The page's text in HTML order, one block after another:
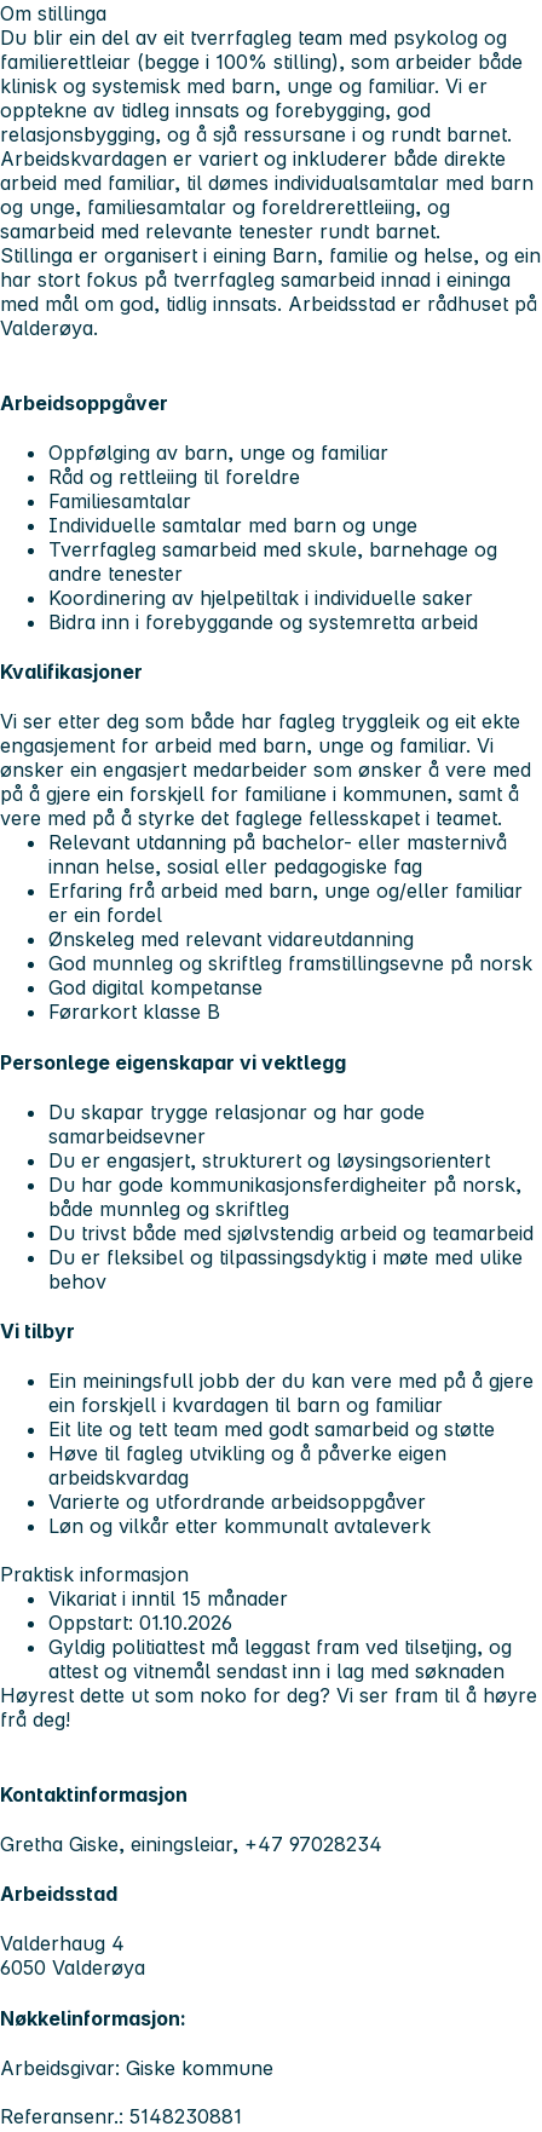
Om stillinga
Du blir ein del av eit tverrfagleg team med psykolog og
familierettleiar (begge i 100% stilling), som arbeider både
klinisk og systemisk med barn, unge og familiar. Vi er
opptekne av tidleg innsats og forebygging, god
relasjonsbygging, og å sjå ressursane i og rundt barnet.
Arbeidskvardagen er variert og inkluderer både direkte
arbeid med familiar, til dømes individualsamtalar med barn
og unge, familiesamtalar og foreldrerettleiing, og
samarbeid med relevante tenester rundt barnet.
Stillinga er organisert i eining Barn, familie og helse, og ein
har stort fokus på tverrfagleg samarbeid innad i eininga
med mål om god, tidlig innsats. Arbeidsstad er rådhuset på
Valderøya.
Arbeidsoppgåver
Oppfølging av barn, unge og familiar
Råd og rettleiing til foreldre
Familiesamtalar
Individuelle samtalar med barn og unge
Tverrfagleg samarbeid med skule, barnehage og
andre tenester
Koordinering av hjelpetiltak i individuelle saker
Bidra inn i forebyggande og systemretta arbeid
Kvalifikasjoner
Vi ser etter deg som både har fagleg tryggleik og eit ekte
engasjement for arbeid med barn, unge og familiar. Vi
ønsker ein engasjert medarbeider som ønsker å vere med
på å gjere ein forskjell for familiane i kommunen, samt å
vere med på å styrke det faglege fellesskapet i teamet.
Relevant utdanning på bachelor- eller masternivå
innan helse, sosial eller pedagogiske fag
Erfaring frå arbeid med barn, unge og/eller familiar
er ein fordel
Ønskeleg med relevant vidareutdanning
God munnleg og skriftleg framstillingsevne på norsk
God digital kompetanse
Førarkort klasse B
Personlege eigenskapar vi vektlegg
Du skapar trygge relasjonar og har gode
samarbeidsevner
Du er engasjert, strukturert og løysingsorientert
Du har gode kommunikasjonsferdigheiter på norsk,
både munnleg og skriftleg
Du trivst både med sjølvstendig arbeid og teamarbeid
Du er fleksibel og tilpassingsdyktig i møte med ulike
behov
Vi tilbyr
Ein meiningsfull jobb der du kan vere med på å gjere
ein forskjell i kvardagen til barn og familiar
Eit lite og tett team med godt samarbeid og støtte
Høve til fagleg utvikling og å påverke eigen
arbeidskvardag
Varierte og utfordrande arbeidsoppgåver
Løn og vilkår etter kommunalt avtaleverk
Praktisk informasjon
Vikariat i inntil 15 månader
Oppstart: 01.10.2026
Gyldig politiattest må leggast fram ved tilsetjing, og
attest og vitnemål sendast inn i lag med søknaden
Høyrest dette ut som noko for deg? Vi ser fram til å høyre
frå deg!
Kontaktinformasjon
Gretha Giske, einingsleiar, +47 97028234
Arbeidsstad
Valderhaug 4
6050 Valderøya
Nøkkelinformasjon:
Arbeidsgivar: Giske kommune
Referansenr.: 5148230881